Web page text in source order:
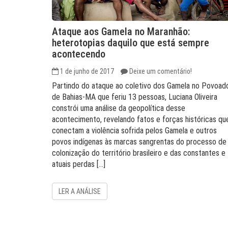
Ataque aos Gamela no Maranhão:
heterotopias daquilo que está sempre
acontecendo
1 de junho de 2017 Deixe um comentário!
Partindo do ataque ao coletivo dos Gamela no
de Bahias-MA que feriu 13 pessoas, Luciana Oliveira
constrói uma análise da geopolítica desse
acontecimento, revelando fatos e forças históricas
conectam a violência sofrida pelos Gamela e outros
povos indígenas às marcas sangrentas do processo de
colonização do território brasileiro e das constantes e
atuais perdas […]
LER A ANÁLISE